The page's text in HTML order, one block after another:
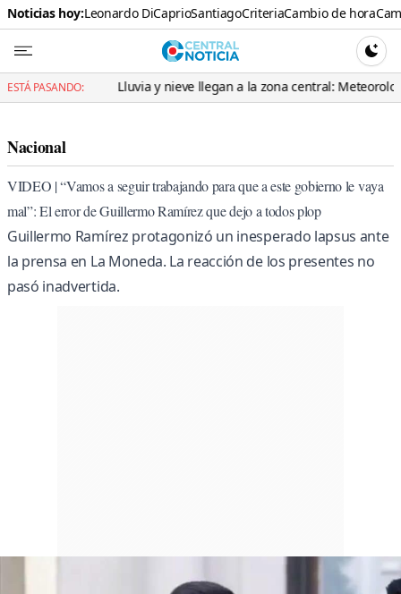
Noticias hoy:Leonardo DiCaprioSantiagoCriteriaCambio de hora
Central
ESTÁ PASANDO:Lluvia y nieve llegan a la zona central: Meteorología
Nacional
VIDEO | “Vamos a seguir trabajando para que a este gobierno le vaya
mal”: El error de Guillermo Ramírez que dejo a todos plop
Guillermo Ramírez protagonizó un inesperado lapsus ante
la prensa en La Moneda. La reacción de los presentes no
pasó inadvertida.